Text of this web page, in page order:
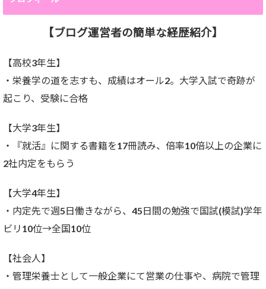
【ブログ運営者の簡単な経歴紹介】
【高校3年生】
・栄養学の道を志すも、成績はオール2。大学入試で奇跡が
起こり、受験に合格
【大学3年生】
・『就活』に関する書籍を17冊読み、倍率10倍以上の企業に
2社内定をもらう
【大学4年生】
・内定先で週5日働きながら、45日間の勉強で国試(模試)学年
ビリ10位→全国10位
【社会人】
・管理栄養士として一般企業にて営業の仕事や、病院で管理